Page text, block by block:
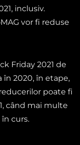
inclusiv.
vor fi reduse
Friday 2021 de
în 2020, în etape,
poate fi
când mai multe
curs.